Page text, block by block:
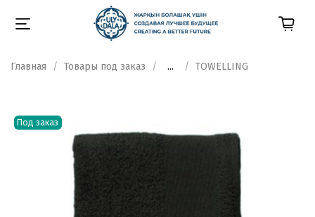
Главная Товары под заказ ... TOWELLING
Под заказ